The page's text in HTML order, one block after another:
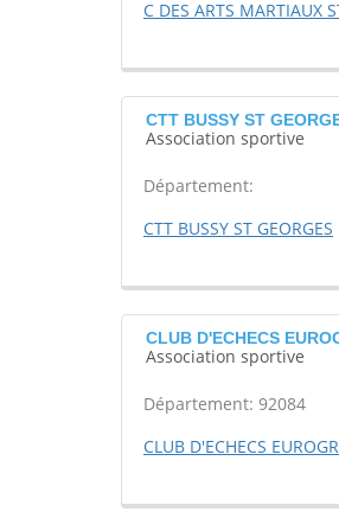
C DES ARTS MARTIAUX
CTT BUSSY ST
Association sportive
Département:
CTT BUSSY ST GEORGES
CLUB D'ECHECS
Association sportive
Département: 92084
CLUB D'ECHECS